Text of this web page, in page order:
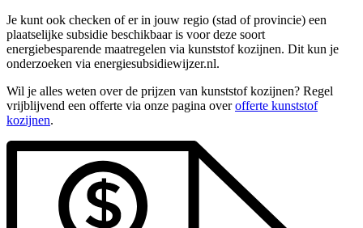
Je kunt ook checken of er in jouw regio (stad of provincie) een
plaatselijke subsidie beschikbaar is voor deze soort
energiebesparende maatregelen via kunststof kozijnen. Dit kun je
onderzoeken via energiesubsidiewijzer.nl.
Wil je alles weten over de prijzen van kunststof kozijnen? Regel
vrijblijvend een offerte via onze pagina overofferte kunststof
kozijnen.